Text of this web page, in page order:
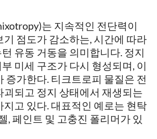
는 지속적인 전단력이
기 점도가 감소하는, 시간에 따라
유동 거동을 의미합니다. 정지
미세 구조가 다시 형성되며, 이
증가한다. 티크트로피 물질은 전
괴되고 정지 상태에서 재생되는
지고 있다. 대표적인 예로는 현탁
, 페인트 및 고충진 폴리머가 있